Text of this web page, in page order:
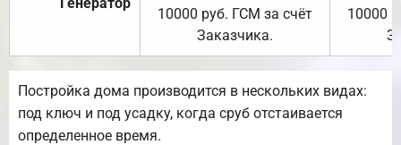
10000 руб. ГСМ за счёт
Заказчика.
10000
Постройка дома производится в нескольких видах:
под ключ и под усадку, когда сруб отстаивается
определенное время.